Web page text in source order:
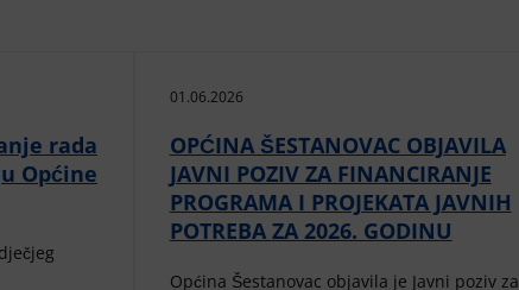
rada
Općine
01.06.2026
OPĆINA ŠESTANOVAC OBJAVILA
JAVNI POZIV ZA FINANCIRANJE
PROGRAMA I PROJEKATA JAVNIH
POTREBA ZA 2026. GODINU
Općina Šestanovac objavila je Javni poziv za